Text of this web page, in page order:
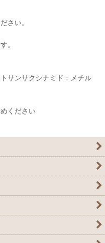
さい。
。
サンサクシナミド：メチル
ください